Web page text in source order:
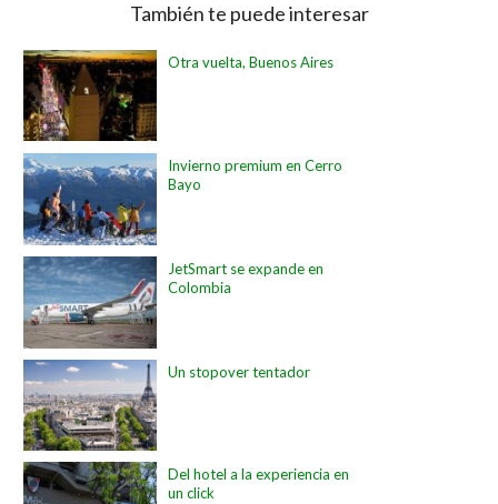
También te puede interesar
Otra vuelta, Buenos Aires
Invierno premium en Cerro
Bayo
JetSmart se expande en
Colombia
Un stopover tentador
Del hotel a la experiencia en
un click